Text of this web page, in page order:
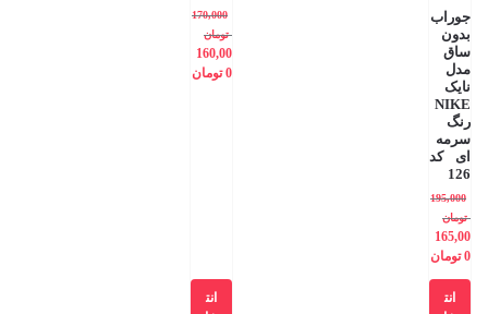
جوراب
بدون
ساق
مدل
نایک
NIKE
رنگ
سرمه
ای کد
126
195,000
تومان
165,00
0 تومان
انت
170,000
تومان
160,00
0 تومان
انت